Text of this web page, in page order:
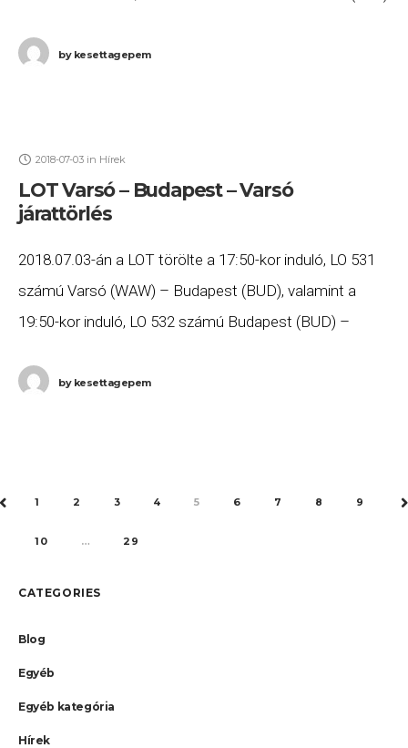
bykesettagepem
2018-07-03 in Hírek
LOT Varsó – Budapest – Varsó
járattörlés
2018.07.03-án a LOT törölte a 17:50-kor induló, LO 531
számú Varsó (WAW) – Budapest (BUD), valamint a
19:50-kor induló, LO 532 számú Budapest (BUD) –
bykesettagepem
PREV1 2 3 4 5 6 7 8 9
10 … 29
CATEGORIES
Blog
Egyéb
Egyéb kategória
Hírek